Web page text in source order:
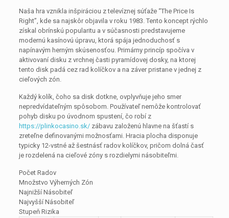
Naša hra vznikla inšpiráciou z televíznej súťaže “The Price Is
Right”, kde sa najskôr objavila v roku 1983. Tento koncept rýchlo
získal obrínskú popularitu a v súčasnosti predstavujeme
modernú kasínovú úpravu, ktorá spája jednoduchosť s
napínavým herným skúsenosťou. Primárny princíp spočíva v
aktivovaní disku z vrchnej časti pyramídovej dosky, na ktorej
tento disk padá cez rad kolíčkov a na záver pristane v jednej z
cieľových zón.
Každý kolík, čoho sa disk dotkne, ovplyvňuje jeho smer
nepredvídateľným spôsobom. Používateľ nemôže kontrolovať
pohyb disku po úvodnom spustení, čo robí z
https://plinkocasino.sk/zábavu založenú hlavne na šťastí s
zreteľne definovanými možnosťami. Hracia plocha disponuje
typicky 12-vstné až šestnásť radov kolíčkov, pričom dolná časť
je rozdelená na cieľové zóny s rozdielymi násobiteľmi.
Počet Radov
Množstvo Výherných Zón
Najnižší Násobiteľ
Najvyšší Násobiteľ
Stupeň Rizika